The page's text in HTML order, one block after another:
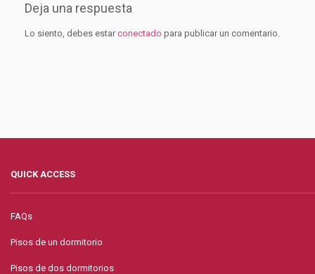
Deja una respuesta
Lo siento, debes estarconectado para publicar un comentario.
QUICK ACCESS
FAQs
Pisos de un dormitorio
Pisos de dos dormitorios